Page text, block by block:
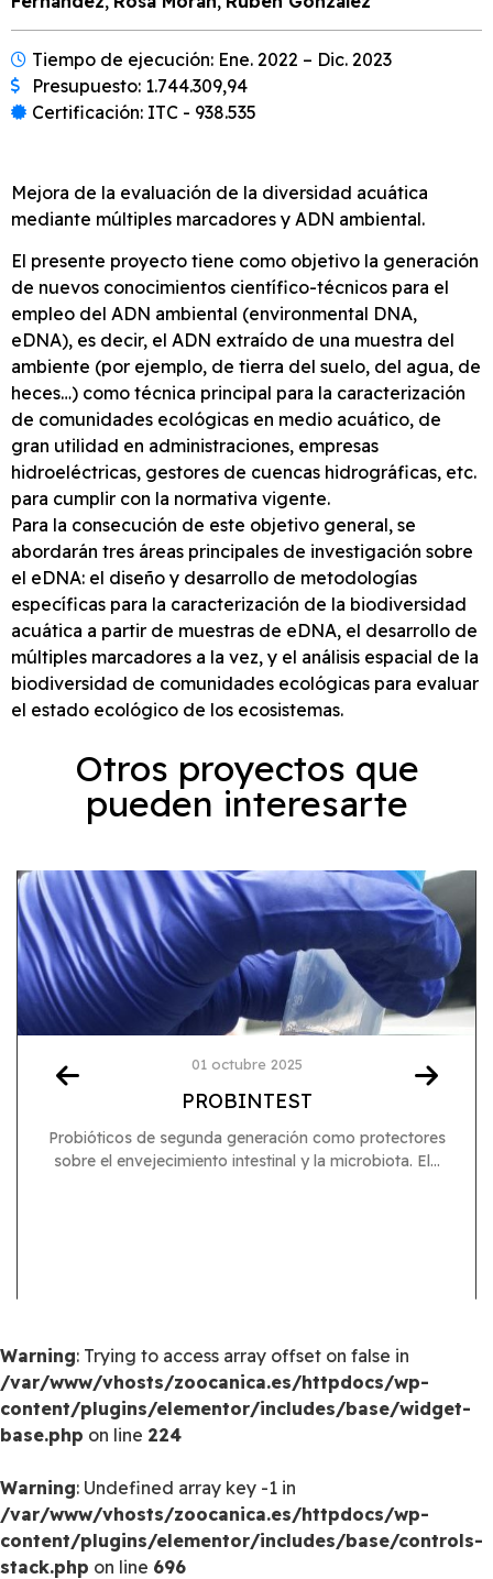
Tiempo de ejecución: Ene. 2022 – Dic. 2023
Presupuesto: 1.744.309,94
Certificación: ITC - 938.535
Mejora de la evaluación de la diversidad acuática
mediante múltiples marcadores y ADN ambiental.
El presente proyecto tiene como objetivo la generación
de nuevos conocimientos científico-técnicos para el
empleo del ADN ambiental (environmental DNA,
eDNA), es decir, el ADN extraído de una muestra del
ambiente (por ejemplo, de tierra del suelo, del agua, de
heces…) como técnica principal para la caracterización
de comunidades ecológicas en medio acuático, de
gran utilidad en administraciones, empresas
hidroeléctricas, gestores de cuencas hidrográficas, etc.
para cumplir con la normativa vigente.
Para la consecución de este objetivo general, se
abordarán tres áreas principales de investigación sobre
el eDNA: el diseño y desarrollo de metodologías
específicas para la caracterización de la biodiversidad
acuática a partir de muestras de eDNA, el desarrollo de
múltiples marcadores a la vez, y el análisis espacial de la
biodiversidad de comunidades ecológicas para evaluar
el estado ecológico de los ecosistemas.
Otros proyectos que
pueden interesarte
01 octubre 2025
PROBINTEST
Probióticos de segunda generación como protectores
sobre el envejecimiento intestinal y la microbiota. El...
Warning: Trying to access array offset on false in
/var/www/vhosts/zoocanica.es/httpdocs/wp-
content/plugins/elementor/includes/base/widget-
base.php on line 224
Warning: Undefined array key -1 in
/var/www/vhosts/zoocanica.es/httpdocs/wp-
content/plugins/elementor/includes/base/controls-
stack.php on line 696